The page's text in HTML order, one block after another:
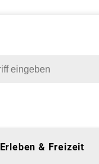
Erleben & Freizeit